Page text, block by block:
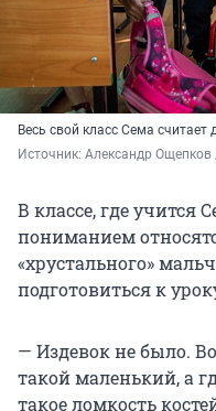
Весь свой класс Сема считает
Источник: Александр Ощепков
В классе, где учится
пониманием
«хрустального»
подготовиться к
— Издевок не было.
такой маленький, а
такое ломкость